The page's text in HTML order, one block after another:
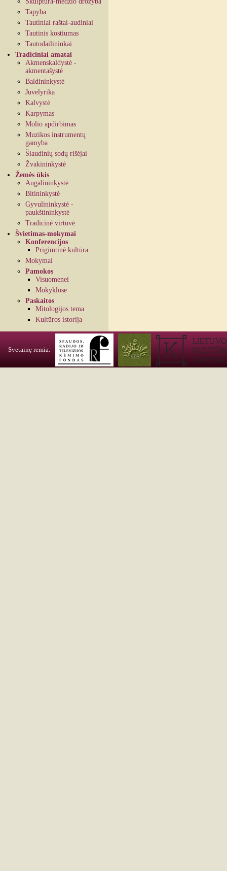
Tapyba
Tautiniai raštai-audiniai
Tautinis kostiumas
Tautodailininkai
Tradiciniai amatai
Akmenskaldystė -
akmentašystė
Baldininkystė
Juvelyrika
Kalvystė
Karpymas
Molio apdirbimas
Muzikos instrumentų
gamyba
Šiaudinių sodų rišėjai
Žvakininkystė
Žemės ūkis
Augalininkystė
Bitininkystė
Gyvulininkystė -
paukštininkystė
Tradicinė virtuvė
Švietimas-mokymai
Konferencijos
Prigimtinė kultūra
Mokymai
Pamokos
Visuomenei
Mokyklose
Paskaitos
Mitologijos tema
Kultūros istorija
Svetainę remia: